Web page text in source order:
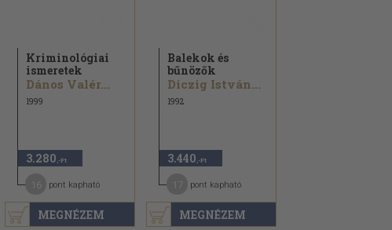
MEGNÉZEM
Kriminológiai
ismeretek
Dános Valér...
1999
3.280 ,-Ft
pont kapható
MEGNÉZEM
Balekok és
bűnözők
Diczig István...
1992
3.440 ,-Ft
pont kapható